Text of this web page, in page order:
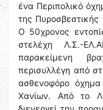
ένα Περιπολικό
της
Ο 50χρονος
στελέχη Λ.Σ.-
παρακείμενη
περισυλλέγη από
ασθενοφόρο
Χανίων. Από το